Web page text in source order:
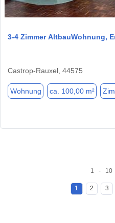
3-4 Zimmer AltbauWohnung,
Castrop-Rauxel, 44575
Wohnung ca. 100,00 m²
1 - 10
1 2 3